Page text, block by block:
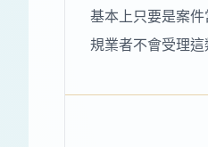
基本上只要是案
規業者不會受理這